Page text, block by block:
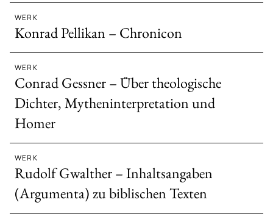
WERK
Konrad Pellikan – Chronicon
WERK
Conrad Gessner – Über theologische
Dichter, Mytheninterpretation und
Homer
WERK
Rudolf Gwalther – Inhaltsangaben
(Argumenta) zu biblischen Texten